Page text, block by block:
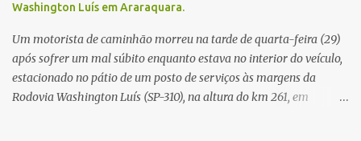
Washington Luís em Araraquara.
Um motorista de caminhão morreu na tarde de quarta-feira (29)
após sofrer um mal súbito enquanto estava no interior do veículo,
estacionado no pátio de um posto de serviços às margens da
Rodovia Washington Luís (SP-310), na altura do km 261, em